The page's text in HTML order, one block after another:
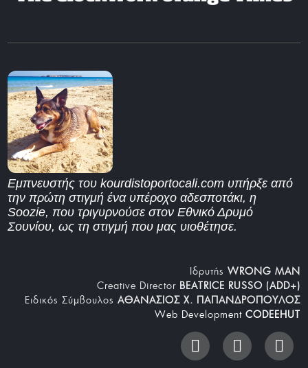
Εμπνευστής του kourdistoportocali.com υπήρξε από
την πρώτη στιγμή ένα υπέροχο αδεσποτάκι, η
Soozie, που τριγυρνούσε στον Εθνικό Δρυμό
Σουνίου, ως τη στιγμή που μας υιοθέτησε.
Iδρυτής WRONG MAN
Creative Director BEATRICE RUSSO (ADD+)
Ειδικός Σύμβουλος ΑΘΑΝΑΣΙΟΣ Χ. ΠΑΠΑΝΔΡΟΠΟΥΛΟΣ
Web Development CODEEHUT